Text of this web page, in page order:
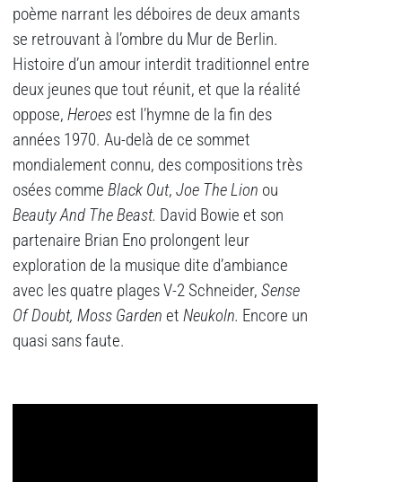
poème narrant les déboires de deux amants
se retrouvant à l’ombre du Mur de Berlin.
Histoire d’un amour interdit traditionnel entre
deux jeunes que tout réunit, et que la réalité
oppose, Heroes est l’hymne de la fin des
années 1970. Au-delà de ce sommet
mondialement connu, des compositions très
osées comme Black Out, Joe The Lion ou
Beauty And The Beast. David Bowie et son
partenaire Brian Eno prolongent leur
exploration de la musique dite d’ambiance
avec les quatre plages V-2 Schneider, Sense
Of Doubt, Moss Garden et Neukoln. Encore un
quasi sans faute.